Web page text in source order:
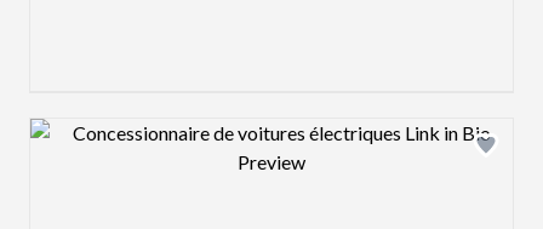
Design preview image